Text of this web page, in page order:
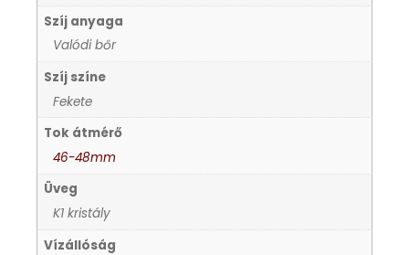
Szíj anyaga
Valódi bőr
Szíj színe
Fekete
Tok átmérő
46-48mm
Üveg
K1 kristály
Vízállóság
ICE WATCH
KANDALLÓÓRÁK
KENNETH COLE
LORUS
LOTUS STYLE